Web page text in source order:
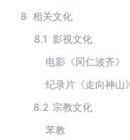
8 相关文化
8.1 影视文化
电影《冈仁波齐》
纪录片《走向神山》
8.2 宗教文化
苯教